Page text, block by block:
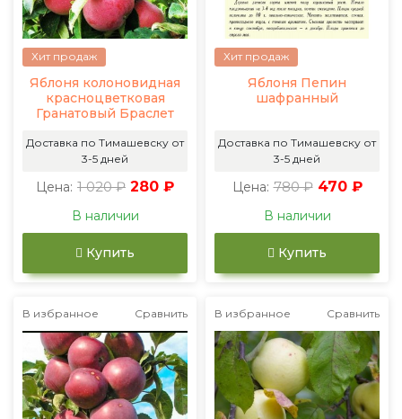
Хит продаж
Яблоня колоновидная
красноцветковая
Гранатовый Браслет
Доставка по Тимашевску от
3-5 дней
Цена: 1 020 ₽ 280 ₽
В наличии
Купить
Хит продаж
Яблоня Пепин
шафранный
Доставка по Тимашевску от
3-5 дней
Цена: 780 ₽ 470 ₽
В наличии
Купить
В избранное Сравнить В избранное Сравнить